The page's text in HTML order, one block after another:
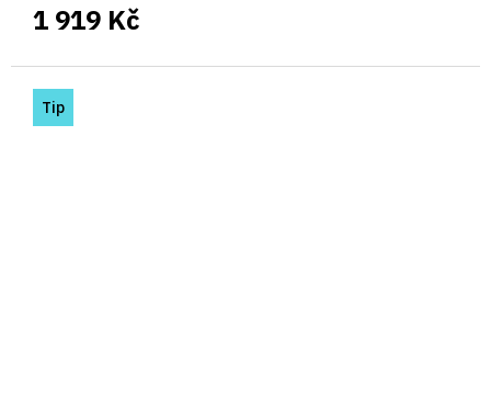
1 919 Kč
Tip